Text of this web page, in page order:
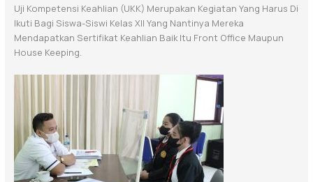
Uji Kompetensi Keahlian (UKK) Merupakan Kegiatan Yang Harus Di
Ikuti Bagi Siswa-Siswi Kelas XII Yang Nantinya Mereka
Mendapatkan Sertifikat Keahlian Baik Itu Front Office Maupun
House Keeping.